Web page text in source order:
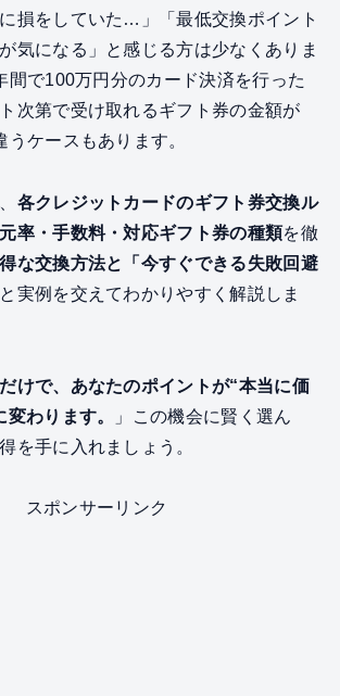
に損をしていた…」「最低交換ポイント
気になる」と感じる方は少なくありま
間で100万円分のカード決済を行った
次第で受け取れるギフト券の金額が
うケースもあります。
各クレジットカードのギフト券交換ル
率・手数料・対応ギフト券の種類を徹
な交換方法と「今すぐできる失敗回避
実例を交えてわかりやすく解説しま
けで、あなたのポイントが“本当に価
わります。
」この機会に賢く選ん
を手に入れましょう。
スポンサーリンク